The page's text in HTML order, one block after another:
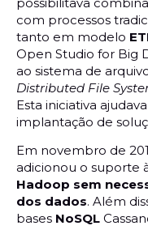
com processos
tanto em modelo
Open Studio for Big
ao sistema de
Distributed File
Esta iniciativa
implantação de
Em novembro de
adicionou o suporte
Hadoop sem
dos dados. Além
bases NoSQL